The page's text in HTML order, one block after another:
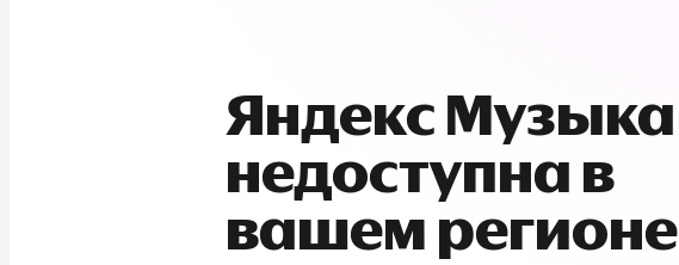
Яндекс Музыка
недоступна в
вашем регионе